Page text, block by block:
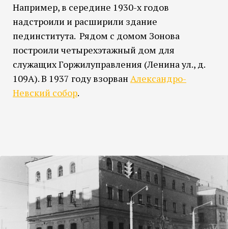
Например, в середине 1930-х годов
надстроили и расширили здание
пединститута. Рядом с домом Зонова
построили четырехэтажный дом для
служащих Горжилуправления (Ленина ул., д.
109А). В 1937 году взорван Александро-
Невский собор.